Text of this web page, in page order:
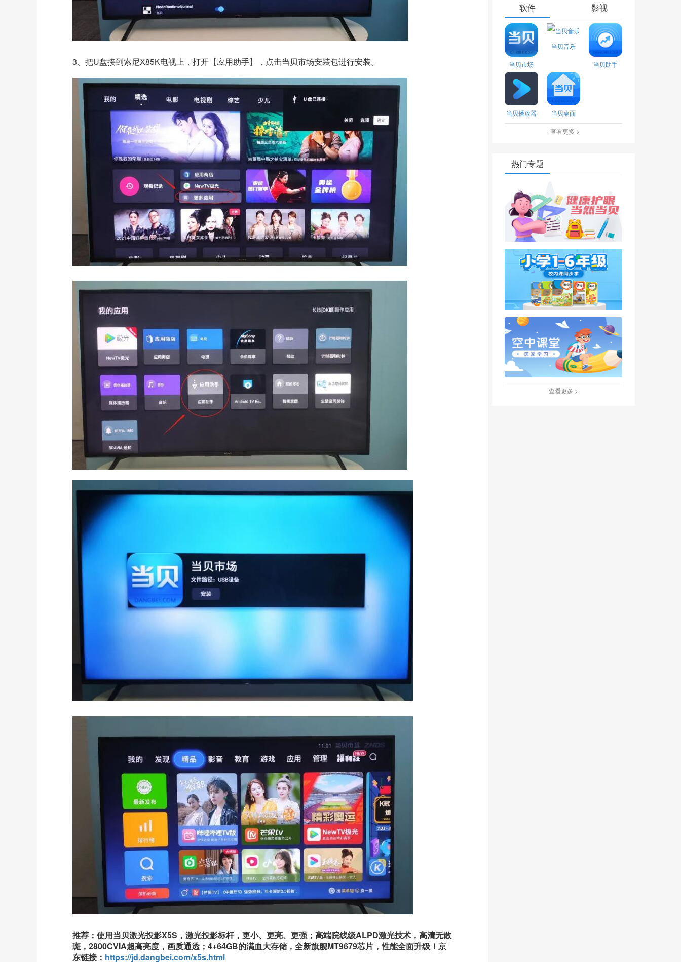
3、把U盘接到索尼X85K电视上，打开【应用助手】，点击当贝市场安装包进行安装。
推荐：使用当贝激光投影X5S，激光投影标杆，更小、更亮、更强；高端院线级ALPD激光技术，高清无散
斑，2800CVIA超高亮度，画质通透；4+64GB的满血大存储，全新旗舰MT9679芯片，性能全面升级！京
东链接： https://jd.dangbei.com/x5s.html
软件 影视
当贝市场
当贝音乐
当贝助手
当贝播放器 当贝桌面
查看更多 >
热门专题
查看更多 >